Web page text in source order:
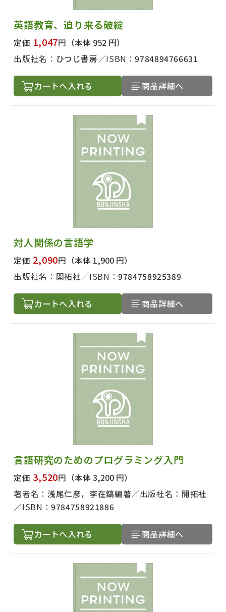
英語教育、迫り来る破綻
定価 1,047円 （本体 952 円）
出版社名： ひつじ書房 ISBN：9784894766631
カートへ入れる 商品詳細へ
対人関係の言語学
定価 2,090円 （本体 1,900 円）
出版社名： 開拓社 ISBN：9784758925389
カートへ入れる 商品詳細へ
言語研究のためのプログラミング入門
定価 3,520円 （本体 3,200 円）
著者名： 浅尾仁彦，李在鎬編著 出版社名： 開拓社
ISBN：9784758921886
カートへ入れる 商品詳細へ